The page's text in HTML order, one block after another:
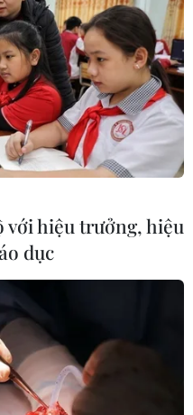
công bố phổ điểm
sở quan trọng để các cơ
và các phụ huynh, học
nguyện vọng phù
với hiệu trưởng, hiệu
dục